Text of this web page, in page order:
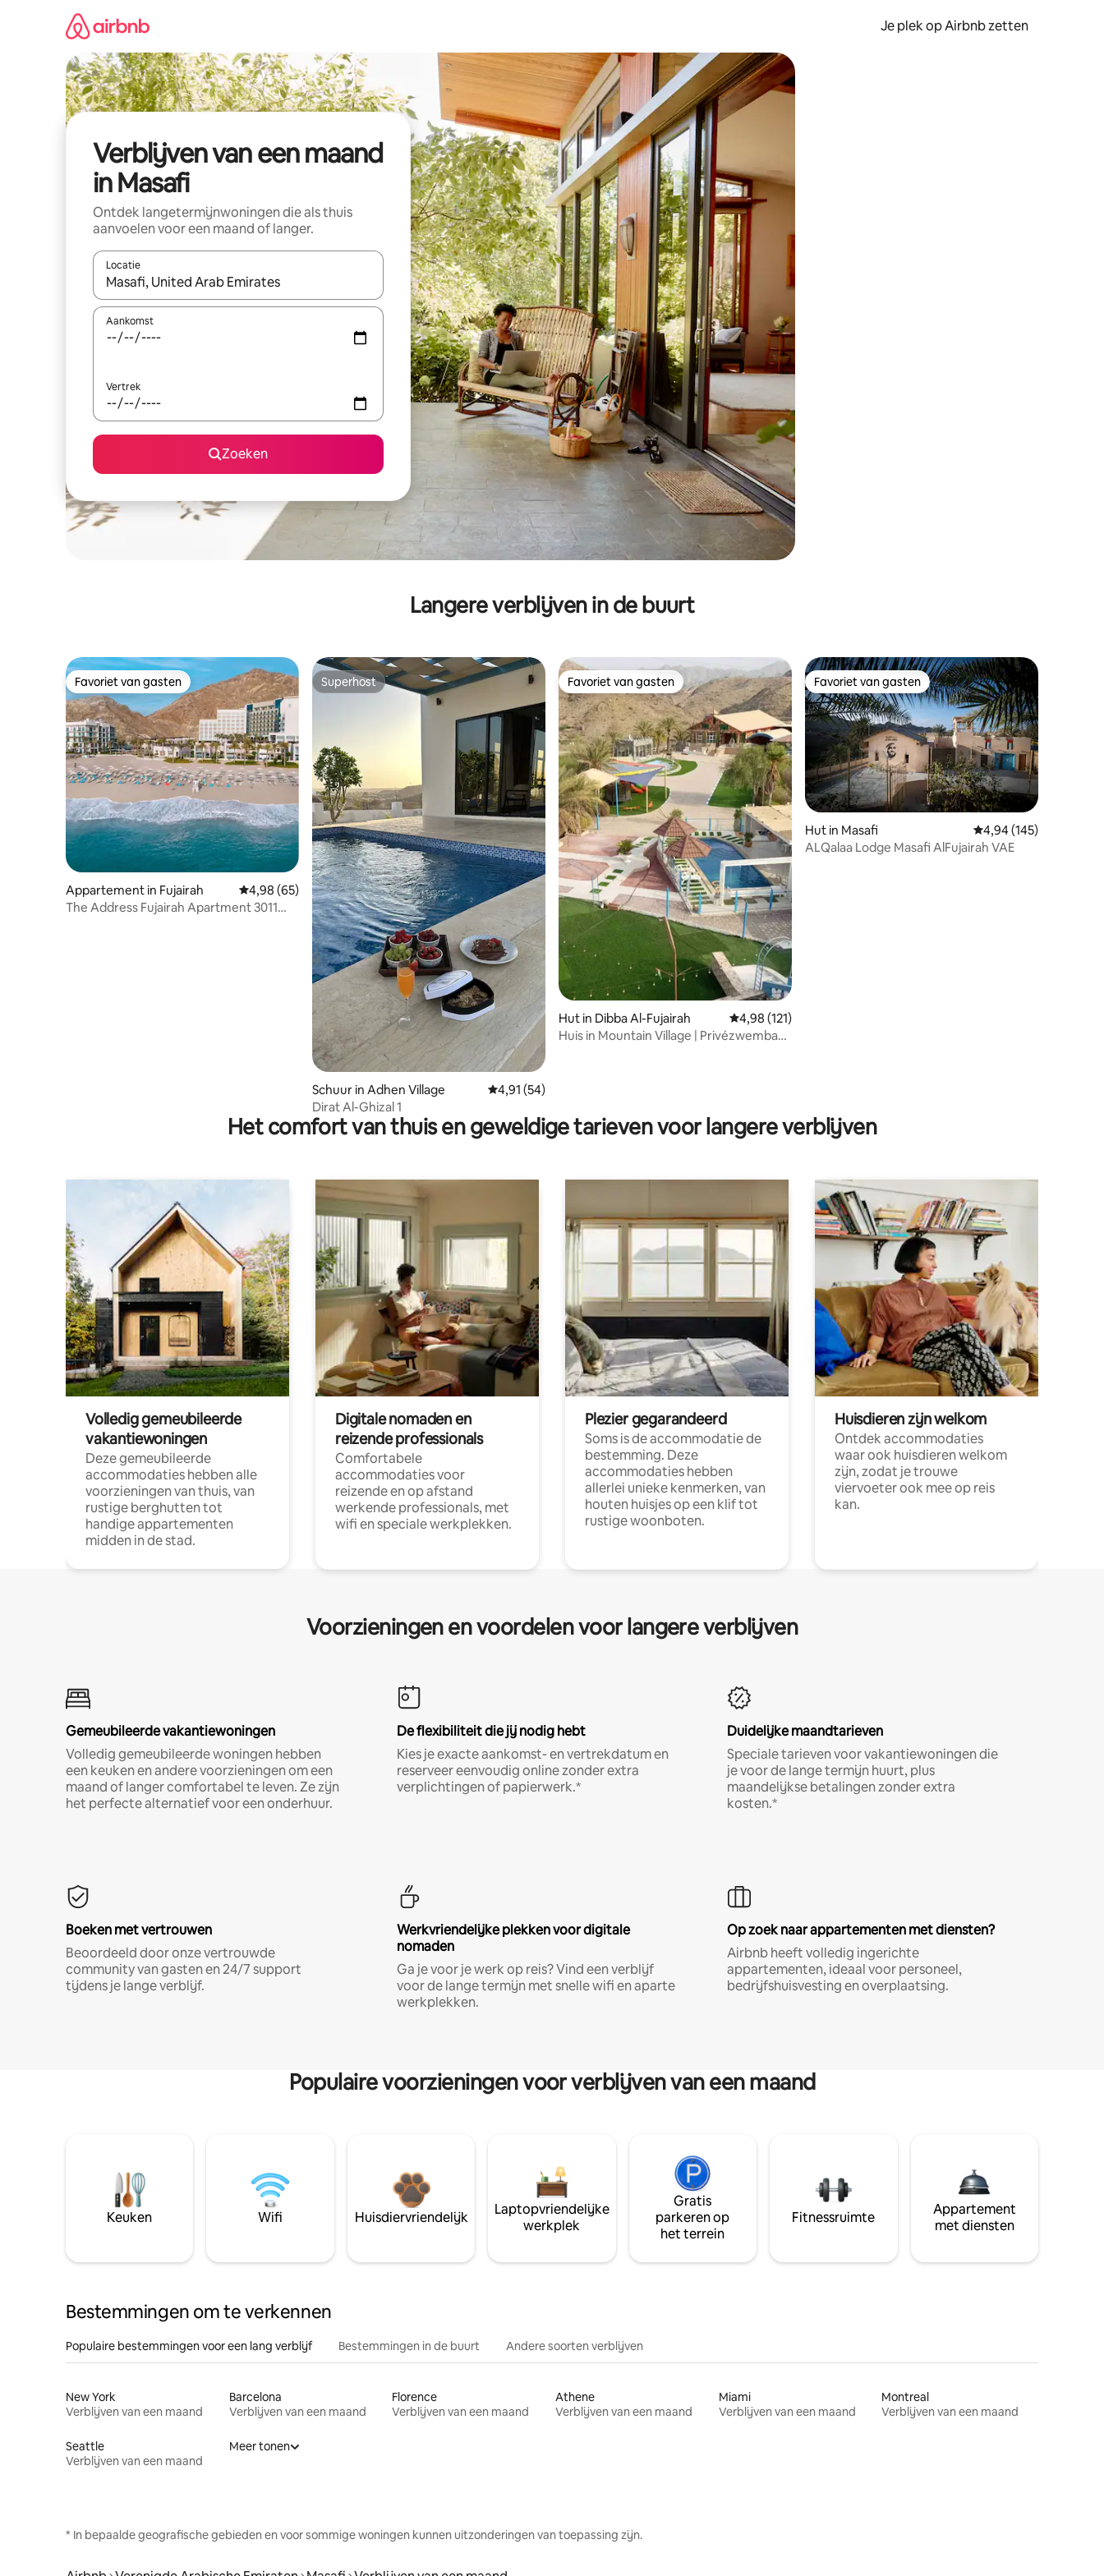
Je plek op Airbnb zetten
Verblijven van een maand
in Masafi
Ontdek langetermijnwoningen die als thuis
aanvoelen voor een maand of langer.
Locatie
Wanneer er resultaten beschikbaar zijn, maak je een keuze met je de pijltjestoetsen omhoog en omlaag, óf door te tikken of swipen.
Aankomst
Vertrek
Zoeken
Langere verblijven in de buurt
Favoriet van gasten
Favoriet van gasten
Appartement in Fujairah Gemiddelde beoordeling van 4,98 op 5, 65 recensies
4,98 (65)
The Address Fujairah Apartment 3011
Superhost
Superhost
Schuur in Adhen Village Gemiddelde beoordeling van 4,91 op 5, 54 recensies
4,91 (54)
Dirat Al-Ghizal 1
Favoriet van gasten
Favoriet van gasten
Hut in Dibba Al-Fujairah Gemiddelde beoordeling van 4,98 op 5, 121 recensies
4,98 (121)
Huis in Mountain Village | Privézwembad |
Favoriet van gasten
Favoriet van gasten
Hut in Masafi Gemiddelde
4,94 (145)
ALQalaa Lodge Masafi AlFujairah VAE
Het comfort van thuis en geweldige tarieven voor langere verblijven
Volledig gemeubileerde
vakantiewoningen
Deze gemeubileerde
accommodaties hebben alle
voorzieningen van thuis, van
rustige berghutten tot
handige appartementen
midden in de stad.
Digitale nomaden en
reizende professionals
Comfortabele
accommodaties voor
reizende en op afstand
werkende professionals, met
wifi en speciale werkplekken.
Plezier gegarandeerd
Soms is de accommodatie de
bestemming. Deze
accommodaties hebben
allerlei unieke kenmerken, van
houten huisjes op een klif tot
rustige woonboten.
Huisdieren zijn welkom
Ontdek accommodaties
waar ook huisdieren welkom
zijn, zodat je trouwe
viervoeter ook mee op reis
kan.
Voorzieningen en voordelen voor langere verblijven
Gemeubileerde vakantiewoningen
Volledig gemeubileerde woningen hebben
een keuken en andere voorzieningen om een
maand of langer comfortabel te leven. Ze zijn
het perfecte alternatief voor een onderhuur.
De flexibiliteit die jij nodig hebt
Kies je exacte aankomst- en vertrekdatum en
reserveer eenvoudig online zonder extra
verplichtingen of papierwerk.*
Duidelijke maandtarieven
Speciale tarieven voor vakantiewoningen die
je voor de lange termijn huurt, plus
maandelijkse betalingen zonder extra
kosten.*
Boeken met vertrouwen
Beoordeeld door onze vertrouwde
community van gasten en 24/7 support
tijdens je lange verblijf.
Werkvriendelijke plekken voor digitale
nomaden
Ga je voor je werk op reis? Vind een verblijf
voor de lange termijn met snelle wifi en aparte
werkplekken.
Op zoek naar appartementen met diensten?
Airbnb heeft volledig ingerichte
appartementen, ideaal voor personeel,
bedrijfshuisvesting en overplaatsing.
Populaire voorzieningen voor verblijven van een maand
Keuken Wifi Huisdiervriendelijk
Laptopvriendelijke
werkplek
Gratis
parkeren op
het terrein
Fitnessruimte
Appartement
met diensten
Bestemmingen om te verkennen
Populaire bestemmingen voor een lang verblijf Bestemmingen in de buurt Andere soorten verblijven
New York
Verblijven van een maand
Barcelona
Verblijven van een maand
Florence
Verblijven van een maand
Athene
Verblijven van een maand
Miami
Verblijven van een maand
Montreal
Verblijven van een maand
Seattle
Verblijven van een maand
Meer tonen
* In bepaalde geografische gebieden en voor sommige woningen kunnen uitzonderingen van toepassing zijn.